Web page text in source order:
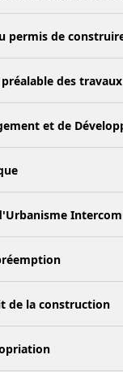
permis de
des travaux
et de
de la construction